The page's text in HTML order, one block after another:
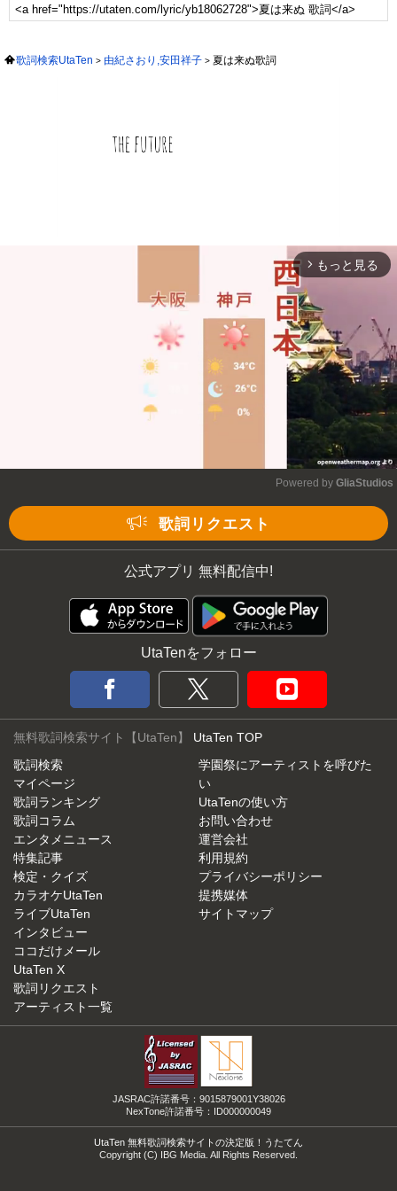
歌詞検索UtaTen 由紀さおり,安田祥子 夏は来ぬ歌詞
arrow_forward_ios もっと見る
Powered by GliaStudios
歌詞リクエスト
公式アプリ 無料配信中!
UtaTenをフォロー
無料歌詞検索サイト【UtaTen】 UtaTen TOP
歌詞検索
マイページ
歌詞ランキング
歌詞コラム
エンタメニュース
特集記事
検定・クイズ
カラオケUtaTen
ライブUtaTen
インタビュー
ココだけメール
UtaTen X
歌詞リクエスト
アーティスト一覧
学園祭にアーティストを呼びた
い
UtaTenの使い方
お問い合わせ
運営会社
利用規約
プライバシーポリシー
提携媒体
サイトマップ
JASRAC許諾番号：9015879001Y38026
NexTone許諾番号：ID000000049
UtaTen 無料歌詞検索サイトの決定版！うたてん
Copyright (C) IBG Media. All Rights Reserved.